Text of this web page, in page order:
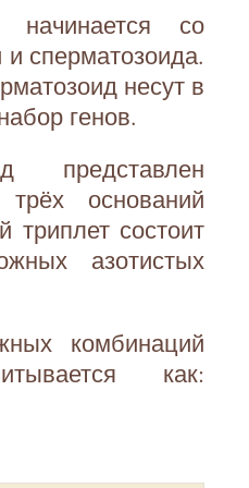
начинается со
и сперматозоида.
несут в
генов.
представлен
оснований
триплет состоит
азотистых
комбинаций
как: